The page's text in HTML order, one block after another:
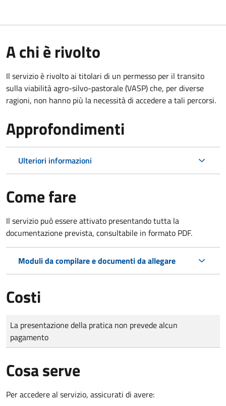
A chi è rivolto
Il servizio è rivolto ai titolari di un permesso per il transito
sulla viabilità agro-silvo-pastorale (VASP) che, per diverse
ragioni, non hanno più la necessità di accedere a tali percorsi.
Approfondimenti
Ulteriori informazioni
Come fare
Il servizio può essere attivato presentando tutta la
documentazione prevista, consultabile in formato PDF.
Moduli da compilare e documenti da allegare
Costi
Tipo di pagamento
Importo
La presentazione della pratica non prevede alcun
pagamento
Cosa serve
Per accedere al servizio, assicurati di avere: